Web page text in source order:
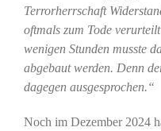
Terrorherrschaft
oftmals zum Tode
wenigen Stunden musste
abgebaut werden. Denn
dagegen ausgesprochen.“
Noch im Dezember 2024